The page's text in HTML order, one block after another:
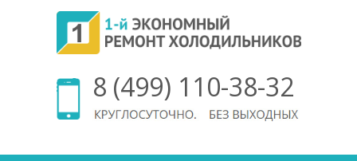
8 (499) 110-38-32